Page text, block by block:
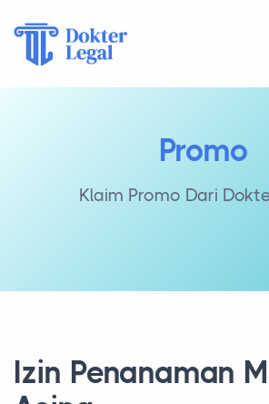
Promo
Klaim Promo Dari
Izin Penanaman